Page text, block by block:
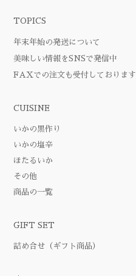
TOPICS
年末年始の発送について
美味しい情報をSNSで発信中
FAXでの注文も受付しております
CUISINE
いかの黒作り
いかの塩辛
ほたるいか
その他
商品の一覧
GIFT SET
詰め合せ（ギフト商品）